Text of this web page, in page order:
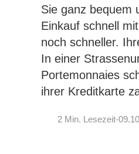
Sie ganz bequem
Einkauf schnell
noch schneller.
In einer
Portemonnaies
ihrer Kreditkarte
Min. Lesezeit-